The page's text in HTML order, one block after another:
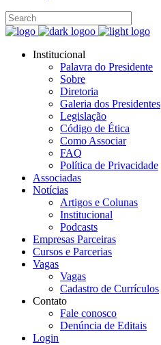
Institucional
Palavra do Presidente
Sobre
Diretoria
Galeria dos Presidentes
Legislação
Código de Ética
Como Associar
FAQ
Política de Privacidade
Associadas
Notícias
Artigos e Colunas
Institucional
Podcasts
Empresas Parceiras
Cursos e Parcerias
Vagas
Vagas
Cadastro de Currículos
Contato
Fale conosco
Denúncia de Editais
Login